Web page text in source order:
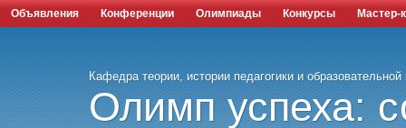
Объявления Конференции Олимпиады Конкурсы Мастер-
Кафедра теории, истории педагогики и
Олимп успеха: